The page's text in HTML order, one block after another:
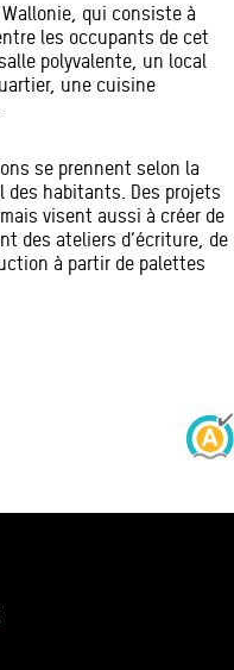
qui consiste à
les occupants de cet
polyvalente, un local
une cuisine
se prennent selon la
des habitants. Des projets
visent aussi à créer de
des ateliers d’écriture, de
à partir de palettes